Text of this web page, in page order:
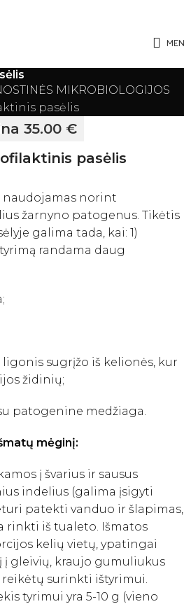
MIKROBIOLOGIJOS
pasėlis
35.00 €
pasėlis
naudojamas norint
žarnyno patogenus. Tikėtis
galima tada, kai: 1)
randama daug
sugrįžo iš kelionės, kur
židinių;
patogenine medžiaga.
mėginį:
į švarius ir sausus
indelius (galima įsigyti
patekti vanduo ir šlapimas,
rinkti iš tualeto. Išmatos
kelių vietų, ypatingai
gleivių, kraujo gumuliukus
surinkti ištyrimui.
tyrimui yra 5-10 g (vieno